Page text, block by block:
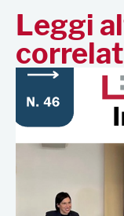
Leggi